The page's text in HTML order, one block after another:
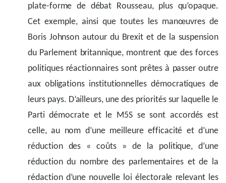
plate-forme de débat Rousseau, plus qu’opaque.
Cet exemple, ainsi que toutes les manœuvres de
Boris Johnson autour du Brexit et de la suspension
du Parlement britannique, montrent que des forces
politiques réactionnaires sont prêtes à passer outre
aux obligations institutionnelles démocratiques de
leurs pays. D’ailleurs, une des priorités sur laquelle le
Parti démocrate et le M5S se sont accordés est
celle, au nom d’une meilleure efficacité et d’une
réduction des « coûts » de la politique, d’une
réduction du nombre des parlementaires et de la
rédaction d’une nouvelle loi électorale relevant les